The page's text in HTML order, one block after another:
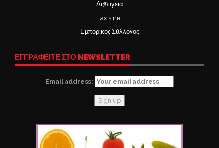
Δι@υγεια
Taxis net
Εμπορικός Σύλλογος
ΕΓΓΡΑΦΕΙΤΕ ΣΤΟ NEWSLETTER
Email address: